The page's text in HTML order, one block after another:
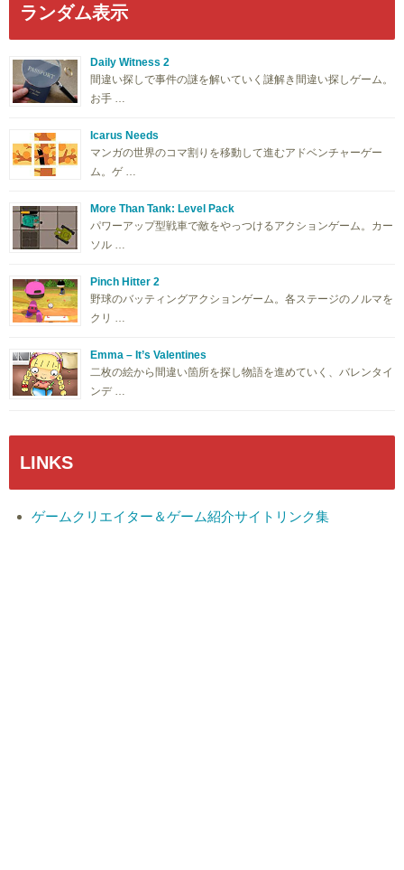
ランダム表示
Daily Witness 2
間違い探しで事件の謎を解いていく謎解き間違い探しゲーム。
お手 …
Icarus Needs
マンガの世界のコマ割りを移動して進むアドベンチャーゲー
ム。ゲ …
More Than Tank: Level Pack
パワーアップ型戦車で敵をやっつけるアクションゲーム。カー
ソル …
Pinch Hitter 2
野球のバッティングアクションゲーム。各ステージのノルマを
クリ …
Emma – It’s Valentines
二枚の絵から間違い箇所を探し物語を進めていく、バレンタイ
ンデ …
LINKS
ゲームクリエイター＆ゲーム紹介サイトリンク集